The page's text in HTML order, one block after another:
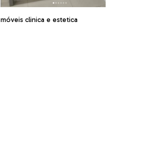
móveis clinica e estetica